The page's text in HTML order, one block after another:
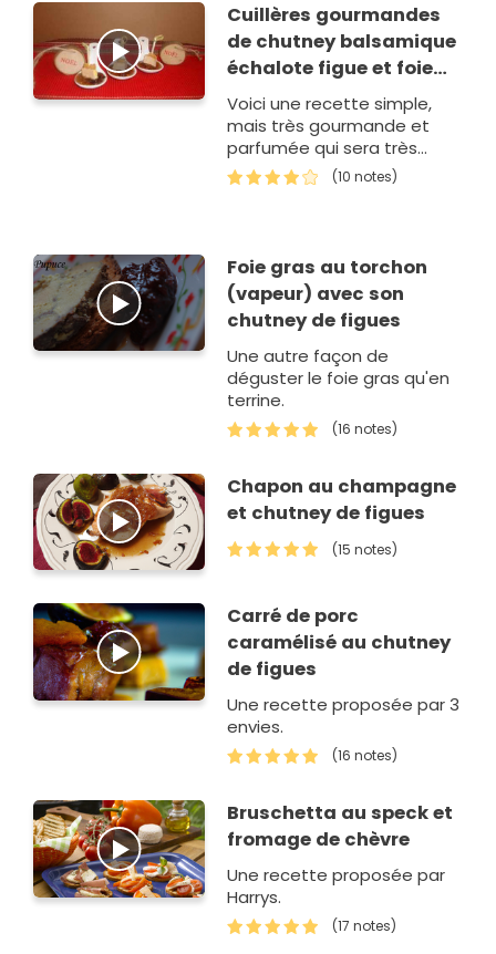
Cuillères gourmandes
de chutney balsamique
échalote figue et foie
gras épicé
Voici une recette simple,
mais très gourmande et
parfumée qui sera très
appréciée au moment des
fêtes, présentée dans de
(10 notes)
Foie gras au torchon
(vapeur) avec son
chutney de figues
Une autre façon de
déguster le foie gras qu'en
terrine.
(16 notes)
Chapon au champagne
et chutney de figues
(15 notes)
Carré de porc
caramélisé au chutney
de figues
Une recette proposée par 3
envies.
(16 notes)
Bruschetta au speck et
fromage de chèvre
Une recette proposée par
Harrys.
(17 notes)